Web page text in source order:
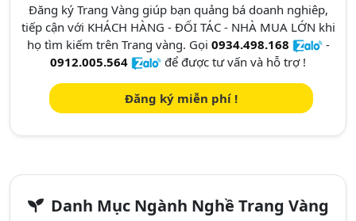
Đăng ký Trang Vàng giúp bạn quảng bá doanh nghiêp,
tiếp cận với KHÁCH HÀNG - ĐỐI TÁC - NHÀ MUA LỚN khi
họ tìm kiếm trên Trang vàng. Gọi 0934.498.168
-
0912.005.564
để được tư vấn và hỗ trợ !
Đăng ký miễn phí !
Danh Mục Ngành Nghề Trang Vàng